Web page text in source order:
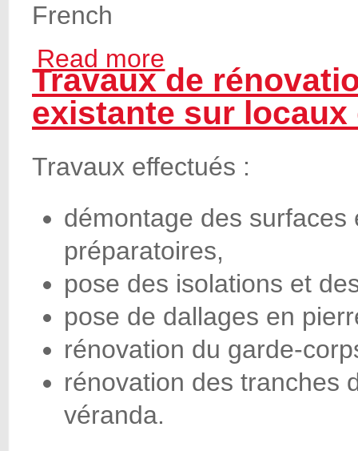
French
Read more
Travaux de
existante sur
Travaux effectués :
démontage des
préparatoires,
pose des isolations et
pose de dallages en
rénovation du garde-
rénovation des tranches
véranda.